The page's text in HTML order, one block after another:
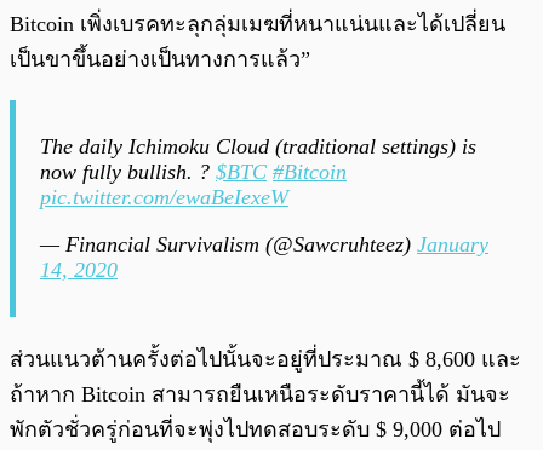
Bitcoin เพิ่งเบรคทะลุกลุ่มเมฆที่หนาแน่นและได้เปลี่ยน
เป็นขาขึ้นอย่างเป็นทางการแล้ว”
The daily Ichimoku Cloud (traditional settings) is
now fully bullish. ? $BTC #Bitcoin
pic.twitter.com/ewaBeIexeW
— Financial Survivalism (@Sawcruhteez) January
14, 2020
ส่วนแนวต้านครั้งต่อไปนั้นจะอยู่ที่ประมาณ $ 8,600 และ
ถ้าหาก Bitcoin สามารถยืนเหนือระดับราคานี้ได้ มันจะ
พักตัวชั่วครู่ก่อนที่จะพุ่งไปทดสอบระดับ $ 9,000 ต่อไป